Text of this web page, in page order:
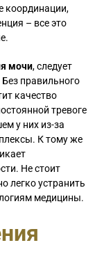
координации,
– все это
мочи, следует
правильного
качество
тревоге
у них из-за
К тому же
Не стоит
легко устранить
медицины.